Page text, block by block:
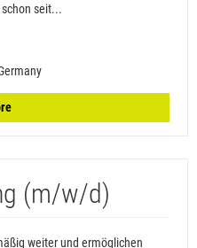
seit...
(m/w/d)
weiter und ermöglichen